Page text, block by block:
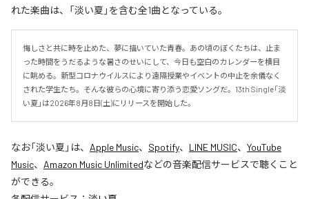
れた楽曲は、「淡い夏」を含む全1曲となっている。
悔しさと共に時を止めた、夢に描いていた青春。あの頃のぼくたちは、止ま
った時間をうだるような暑さのせいにして、今日も空白のカレンダーを横目
に眺める。新型コロナウイルスにより遠隔授業やイベントの中止を余儀なく
された学生たち。そんな彼らの心境に寄り添う恋愛ソングだ。13th Single「淡
い夏」は2026年8月8日(土)にリリースを開始した。
なお「淡い夏 」は、 Apple Music、 Spotify、 LINE MUSIC、 YouTube
Music、 Amazon Music Unlimitedなどの音楽配信サービスで聴くこと
ができる。